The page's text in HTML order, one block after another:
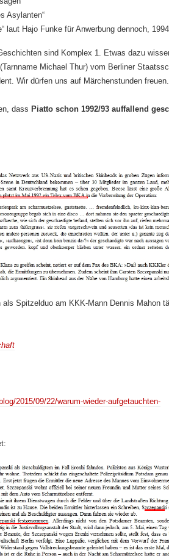
Asylanten“
laut Hajo Funke für Anwerbung dennoch,
sind Komplex 1. Etwas dazu
Michael Thur) vom Berliner
Wir dürfen uns auf Märchenstunden freuen.
dass Piatto schon 1992/93 auffallend
Spitzelduo am KKK-Mann Dennis Mahon
2015/09/22/warum-wieder-aufgetauchten-